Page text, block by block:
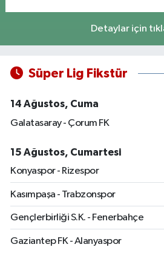
Detaylar için
Süper Lig Fikstür
14 Ağustos, Cuma
Galatasaray - Çorum FK
15 Ağustos, Cumartesi
Konyaspor - Rizespor
Kasımpaşa - Trabzonspor
Gençlerbirliği S.K. - Fenerbahçe
Gaziantep FK - Alanyaspor